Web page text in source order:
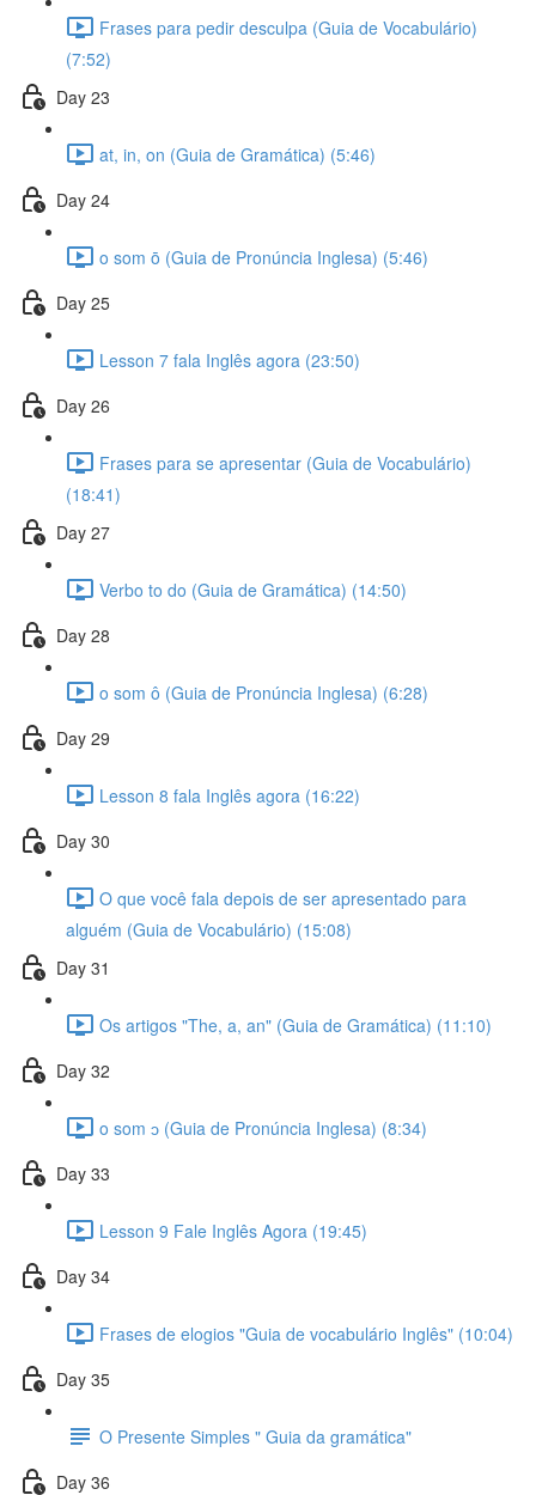
Frases para pedir desculpa (Guia de Vocabulário)
(7:52)
Day 23
at, in, on (Guia de Gramática) (5:46)
Day 24
o som ō (Guia de Pronúncia Inglesa) (5:46)
Day 25
Lesson 7 fala Inglês agora (23:50)
Day 26
Frases para se apresentar (Guia de Vocabulário)
(18:41)
Day 27
Verbo to do (Guia de Gramática) (14:50)
Day 28
o som ô (Guia de Pronúncia Inglesa) (6:28)
Day 29
Lesson 8 fala Inglês agora (16:22)
Day 30
O que você fala depois de ser apresentado para
alguém (Guia de Vocabulário) (15:08)
Day 31
Os artigos "The, a, an" (Guia de Gramática) (11:10)
Day 32
o som ɔ (Guia de Pronúncia Inglesa) (8:34)
Day 33
Lesson 9 Fale Inglês Agora (19:45)
Day 34
Frases de elogios "Guia de vocabulário Inglês" (10:04)
Day 35
O Presente Simples " Guia da gramática"
Day 36